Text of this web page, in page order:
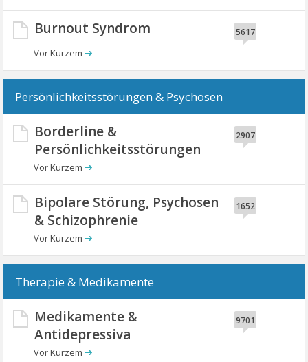
Burnout Syndrom 5617
Persönlichkeitsstörungen & Psychosen
Borderline &
Persönlichkeitsstörungen
2907
Bipolare Störung, Psychosen
& Schizophrenie
1652
Therapie & Medikamente
Medikamente &
Antidepressiva
9701